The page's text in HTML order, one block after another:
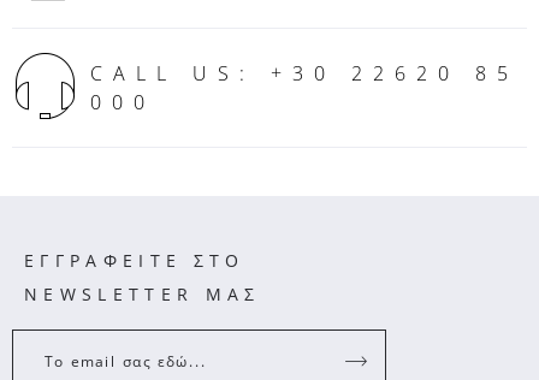
CALL US: +30 22620 85
000
ΕΓΓΡΑΦΕΙΤΕ ΣΤΟ
NEWSLETTER ΜΑΣ
Το email σας εδώ...